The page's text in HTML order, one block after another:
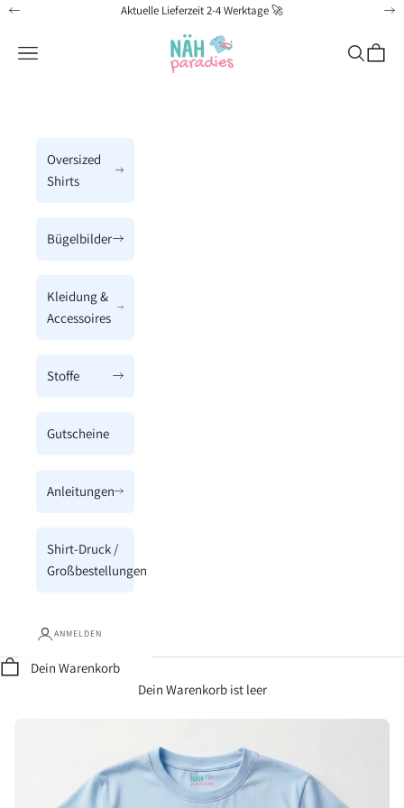
Zum Inhalt springen
Zurück Aktuelle Lieferzeit 2-4 Werktage 🚀 Vor
Näh-Paradies
Menü Suchen
Oversized
Shirts
Bügelbilder
Kleidung &
Accessoires
Stoffe
Gutscheine
Anleitungen
Shirt-Druck /
Großbestellungen
ANMELDEN
Dein Warenkorb
Dein Warenkorb ist leer